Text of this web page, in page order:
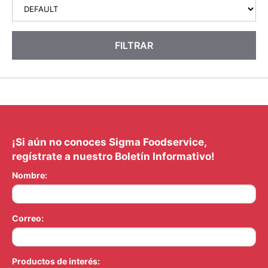
FILTRAR
¡Si aún no conoces Sigma Foodservice,
regístrate a nuestro Boletín Informativo!
Nombre:
Correo:
Productos de interés: